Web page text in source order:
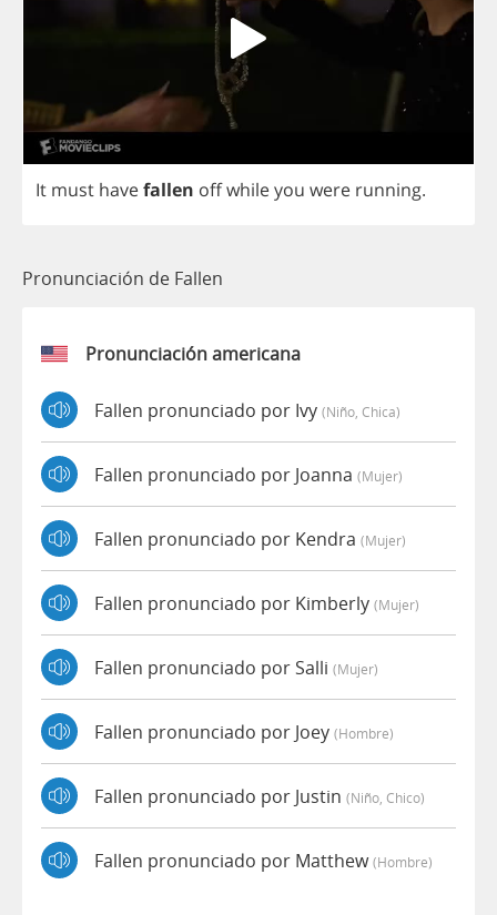
It must havefallen offwhileyou were running.
Pronunciación de Fallen
Pronunciación americana
Fallen pronunciado por Ivy (niño, Chica)
Fallen pronunciado por Joanna (mujer)
Fallen pronunciado por Kendra (mujer)
Fallen pronunciado por Kimberly (mujer)
Fallen pronunciado por Salli (mujer)
Fallen pronunciado por Joey (hombre)
Fallen pronunciado por Justin (niño, Chico)
Fallen pronunciado por Matthew(hombre)